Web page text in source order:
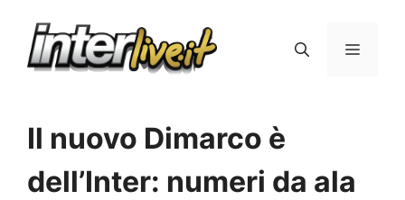
Menu
Il nuovo Dimarco è
dell’Inter: numeri da ala